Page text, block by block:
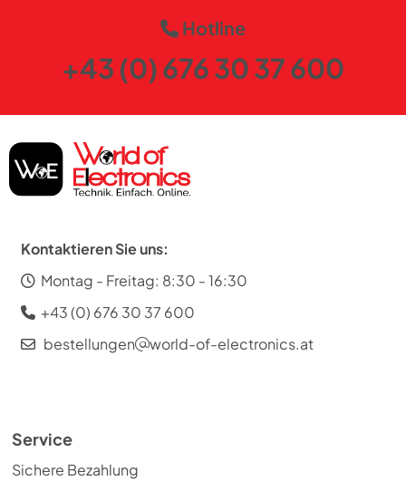
Hotline
+43 (0) 676 30 37 600
Kontaktieren Sie uns:
Montag - Freitag: 8:30 - 16:30
+43 (0) 676 30 37 600
bestellungen
world-of-electronics.at
Service
Sichere Bezahlung